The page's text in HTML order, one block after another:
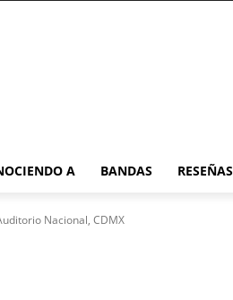
A BANDAS RESEÑAS
Nacional, CDMX